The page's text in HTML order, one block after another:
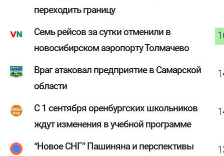
переходить границу
Семь рейсов за сутки отменили в
новосибирском аэропорту Толмачево
Враг атаковал предприятие в Самарской
области
С 1 сентября оренбургских школьников
ждут изменения в учебной программе
“Новое СНГ” Пашиняна и перспективы